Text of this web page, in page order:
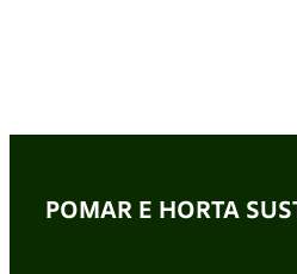
POMAR E HORTA